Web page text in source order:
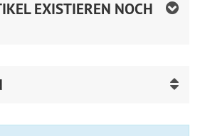
EXISTIEREN NOCH